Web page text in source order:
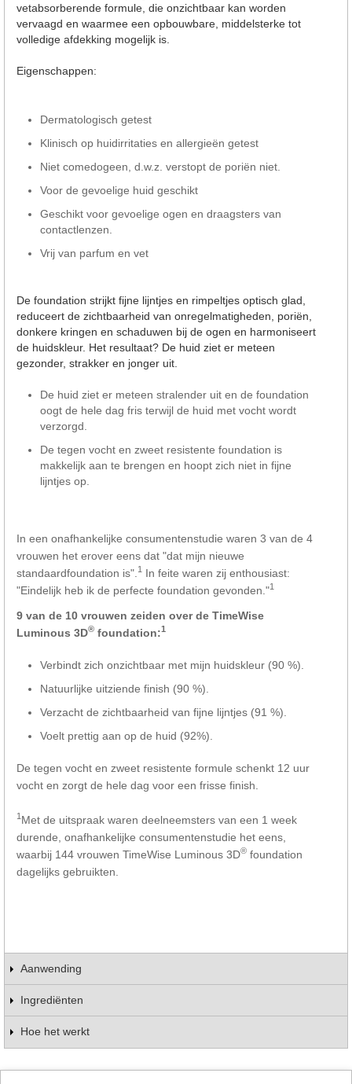
vetabsorberende formule, die onzichtbaar kan worden
vervaagd en waarmee een opbouwbare, middelsterke tot
volledige afdekking mogelijk is.
Eigenschappen:
Dermatologisch getest
Klinisch op huidirritaties en allergieën getest
Niet comedogeen, d.w.z. verstopt de poriën niet.
Voor de gevoelige huid geschikt
Geschikt voor gevoelige ogen en draagsters van
contactlenzen.
Vrij van parfum en vet
De foundation strijkt fijne lijntjes en rimpeltjes optisch glad,
reduceert de zichtbaarheid van onregelmatigheden, poriën,
donkere kringen en schaduwen bij de ogen en harmoniseert
de huidskleur. Het resultaat? De huid ziet er meteen
gezonder, strakker en jonger uit.
De huid ziet er meteen stralender uit en de foundation
oogt de hele dag fris terwijl de huid met vocht wordt
verzorgd.
De tegen vocht en zweet resistente foundation is
makkelijk aan te brengen en hoopt zich niet in fijne
lijntjes op.
In een onafhankelijke consumentenstudie waren 3 van de 4
vrouwen het erover eens dat "dat mijn nieuwe
standaardfoundation is". 1
In feite waren zij enthousiast:
"Eindelijk heb ik de perfecte foundation gevonden."1
9 van de 10 vrouwen zeiden over de TimeWise
Luminous 3D® foundation:1
Verbindt zich onzichtbaar met mijn huidskleur (90 %).
Natuurlijke uitziende finish (90 %).
Verzacht de zichtbaarheid van fijne lijntjes (91 %).
Voelt prettig aan op de huid (92%).
De tegen vocht en zweet resistente formule schenkt 12 uur
vocht en zorgt de hele dag voor een frisse finish.
1 Met de uitspraak waren deelneemsters van een 1 week
durende, onafhankelijke consumentenstudie het eens,
waarbij 144 vrouwen TimeWise Luminous 3D® foundation
dagelijks gebruikten.
Aanwending
Ingrediënten
Hoe het werkt